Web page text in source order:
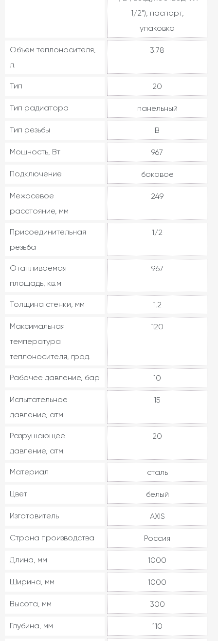
1/2"), паспорт,
упаковка
Объем теплоносителя,
л.
3.78
Тип 20
Тип радиатора панельный
Тип резьбы В
Мощность, Вт 967
Подключение боковое
Межосевое
расстояние, мм
249
Присоединительная
резьба
1/2
Отапливаемая
площадь, кв.м
9.67
Толщина стенки, мм 1.2
Максимальная
температура
теплоносителя, град.
120
Рабочее давление, бар 10
Испытательное
давление, атм
15
Разрушающее
давление, атм.
20
Материал сталь
Цвет белый
Изготовитель AXIS
Страна производства Россия
Длина, мм 1000
Ширина, мм 1000
Высота, мм 300
Глубина, мм 110